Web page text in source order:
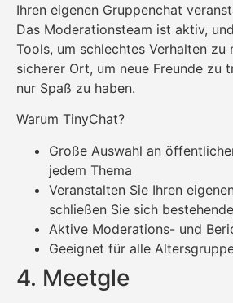
Ihren eigenen Gruppenchat
Das Moderationsteam ist aktiv,
Tools, um schlechtes Verhalten zu
sicherer Ort, um neue Freunde zu
nur Spaß zu haben.
Warum TinyChat?
Große Auswahl an
jedem Thema
Veranstalten Sie Ihren
schließen Sie sich
Aktive Moderations- und
Geeignet für alle
4. Meetgle